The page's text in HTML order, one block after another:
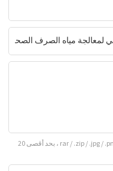
يدعم فقط .rar / .zip / .jpg / .png / .gif / .doc / .xls / .pdf ، بحد أقصى 20